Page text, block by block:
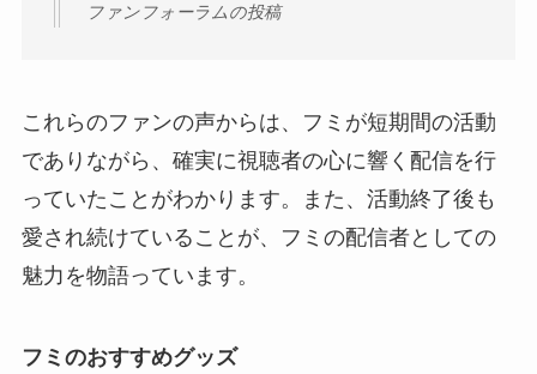
ファンフォーラムの投稿
これらのファンの声からは、フミが短期間の活動
でありながら、確実に視聴者の心に響く配信を行
っていたことがわかります。また、活動終了後も
愛され続けていることが、フミの配信者としての
魅力を物語っています。
フミのおすすめグッズ